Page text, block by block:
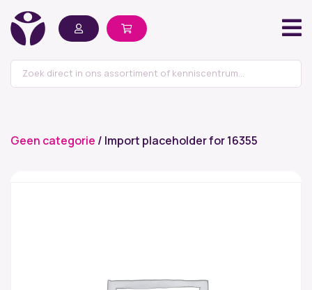
Geen categorie / Import placeholder for 16355